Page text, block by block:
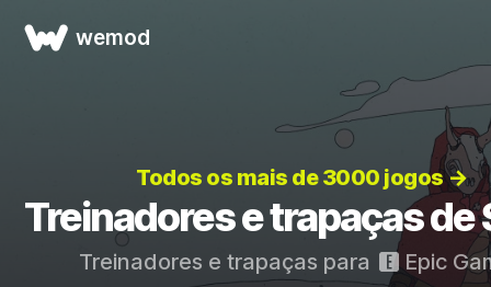
wemod
Todos os mais de 3000 jogos →
Treinadores e trapaças de
Treinadores e trapaças para Epic